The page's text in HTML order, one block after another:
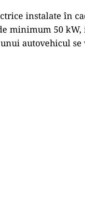
instalate în
minimum 50 kW,
autovehicul se